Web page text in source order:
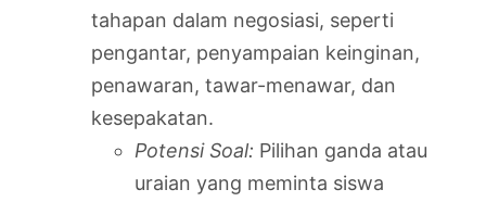
tahapan dalam negosiasi, seperti
pengantar, penyampaian keinginan,
penawaran, tawar-menawar, dan
kesepakatan.
Potensi Soal: Pilihan ganda atau
uraian yang meminta siswa